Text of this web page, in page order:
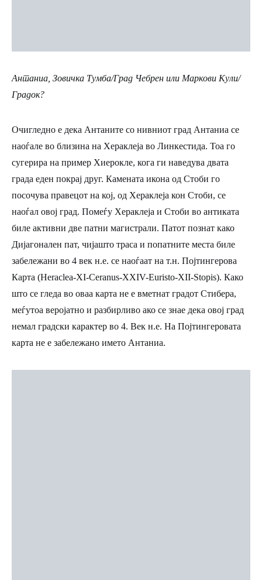
Антаниа, Зовичка Тумба/Град Чебрен или Маркови Кули/
Градок?
Очигледно е дека Антаните со нивниот град Антаниа се
наоѓале во близина на Хераклеја во Линкестида. Тоа го
сугерира на пример Хиерокле, кога ги наведува двата
града еден покрај друг. Камената икона од Стоби го
посочува правецот на кој, од Хераклеја кон Стоби, се
наоѓал овој град. Помеѓу Хераклеја и Стоби во антиката
биле активни две патни магистрали. Патот познат како
Дијагонален пат, чијашто траса и попатните места биле
забележани во 4 век н.е. се наоѓаат на т.н. Појтингерова
Карта (Heraclea-XI-Ceranus-XXIV-Euristo-XII-Stopis). Како
што се гледа во оваа карта не е вметнат градот Стибера,
меѓутоа веројатно и разбирливо ако се знае дека овој град
немал градски карактер во 4. Век н.е. На Појтингеровата
карта не е забележано името Антаниа.